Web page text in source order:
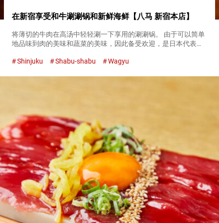
在新宿享受和牛涮涮锅和新鲜海鲜【八马 新宿本店】
将薄切的牛肉在高汤中轻轻涮一下享用的涮涮锅。 由于可以简单
地品味到肉的美味和蔬菜的美味，因此备受欢迎，是日本代表性
Shabu Hachiuma Shinjuku Ma...
Shinjuku Shabu-shabu Wagyu